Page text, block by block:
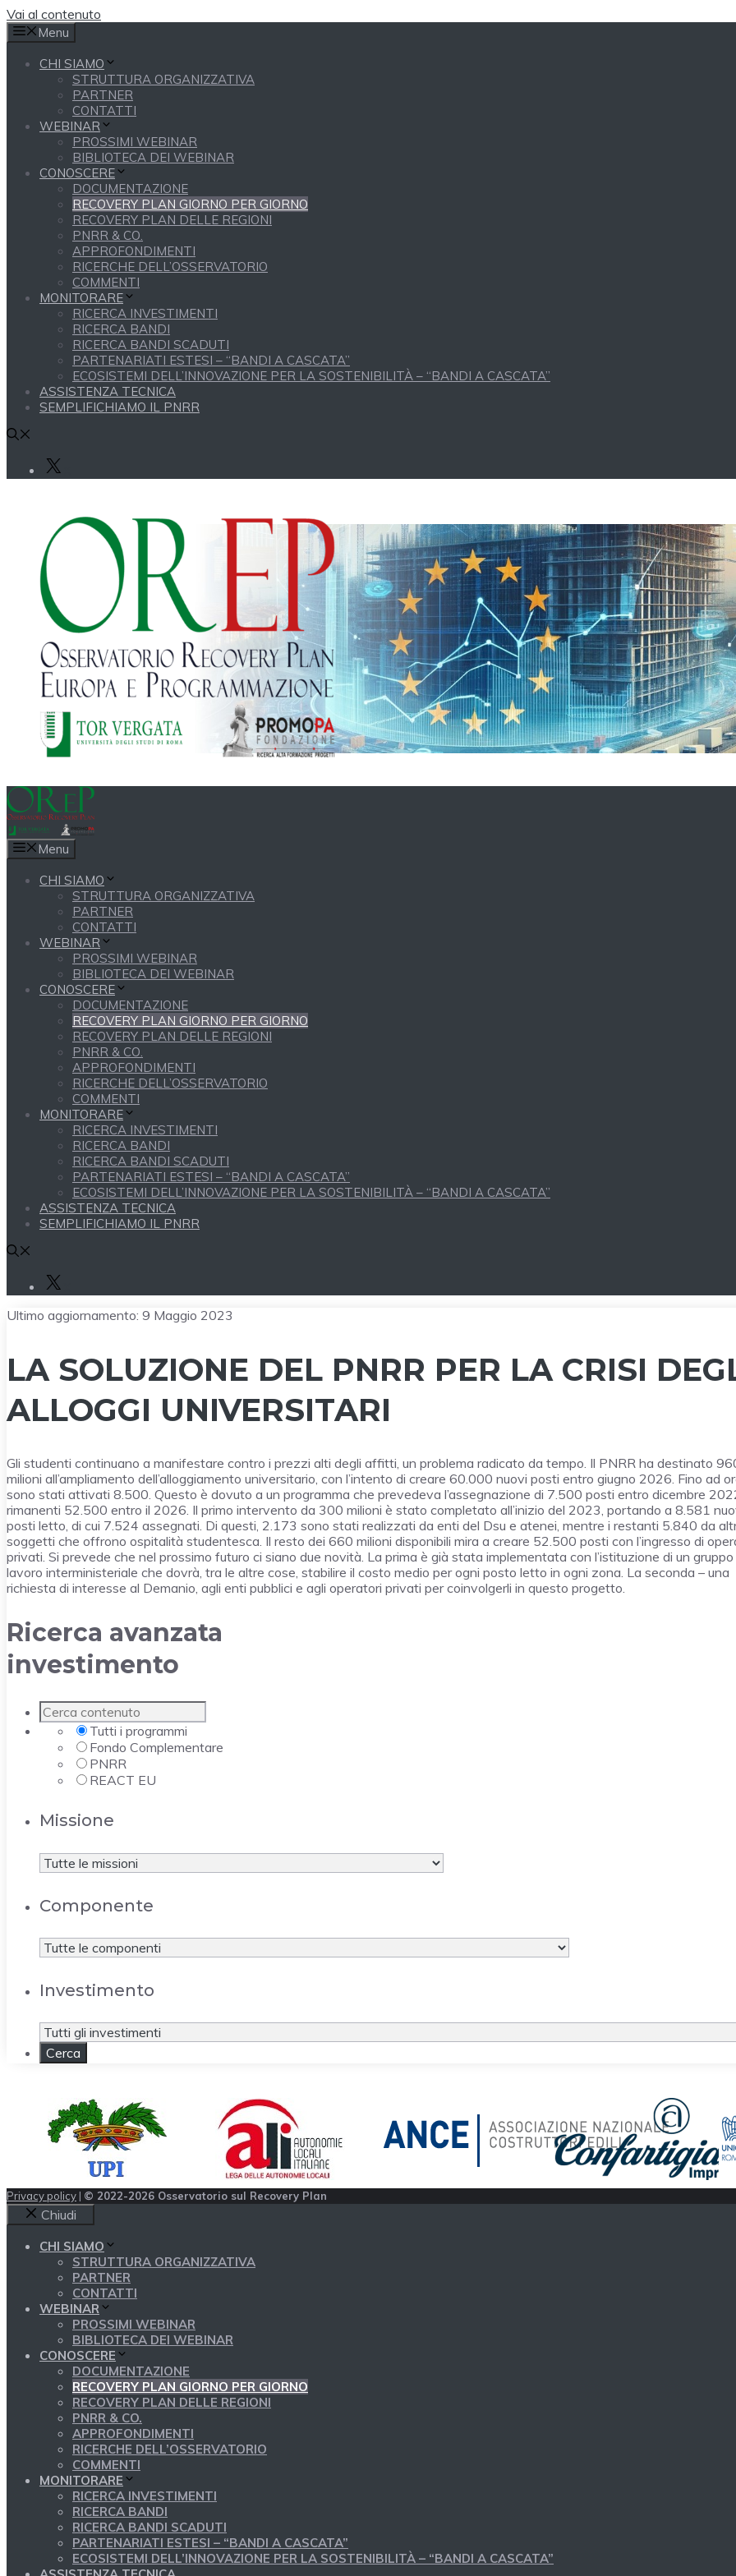
Vai al contenuto
Menu
CHI SIAMO
STRUTTURA ORGANIZZATIVA
PARTNER
CONTATTI
WEBINAR
PROSSIMI WEBINAR
BIBLIOTECA DEI WEBINAR
CONOSCERE
DOCUMENTAZIONE
RECOVERY PLAN GIORNO PER GIORNO
RECOVERY PLAN DELLE REGIONI
PNRR & CO.
APPROFONDIMENTI
RICERCHE DELL’OSSERVATORIO
COMMENTI
MONITORARE
RICERCA INVESTIMENTI
RICERCA BANDI
RICERCA BANDI SCADUTI
PARTENARIATI ESTESI – “BANDI A CASCATA”
ECOSISTEMI DELL’INNOVAZIONE PER LA SOSTENIBILITÀ – “BANDI A CASCATA”
ASSISTENZA TECNICA
SEMPLIFICHIAMO IL PNRR
Menu
CHI SIAMO
STRUTTURA ORGANIZZATIVA
PARTNER
CONTATTI
WEBINAR
PROSSIMI WEBINAR
BIBLIOTECA DEI WEBINAR
CONOSCERE
DOCUMENTAZIONE
RECOVERY PLAN GIORNO PER GIORNO
RECOVERY PLAN DELLE REGIONI
PNRR & CO.
APPROFONDIMENTI
RICERCHE DELL’OSSERVATORIO
COMMENTI
MONITORARE
RICERCA INVESTIMENTI
RICERCA BANDI
RICERCA BANDI SCADUTI
PARTENARIATI ESTESI – “BANDI A CASCATA”
ECOSISTEMI DELL’INNOVAZIONE PER LA SOSTENIBILITÀ – “BANDI A CASCATA”
ASSISTENZA TECNICA
SEMPLIFICHIAMO IL PNRR
Ultimo aggiornamento: 9 Maggio 2023
LA SOLUZIONE DEL PNRR PER LA CRISI
ALLOGGI UNIVERSITARI
Gli studenti continuano a manifestare contro i prezzi alti degli affitti, un problema radicato da tempo. Il PNRR ha destinato
milioni all’ampliamento dell’alloggiamento universitario, con l’intento di creare 60.000 nuovi posti entro giugno 2026. Fino ad
sono stati attivati 8.500. Questo è dovuto a un programma che prevedeva l’assegnazione di 7.500 posti entro dicembre
rimanenti 52.500 entro il 2026. Il primo intervento da 300 milioni è stato completato all’inizio del 2023, portando a 8.581
posti letto, di cui 7.524 assegnati. Di questi, 2.173 sono stati realizzati da enti del Dsu e atenei, mentre i restanti 5.840 da
soggetti che offrono ospitalità studentesca. Il resto dei 660 milioni disponibili mira a creare 52.500 posti con l’ingresso di
privati. Si prevede che nel prossimo futuro ci siano due novità. La prima è già stata implementata con l’istituzione di un gruppo
lavoro interministeriale che dovrà, tra le altre cose, stabilire il costo medio per ogni posto letto in ogni zona. La seconda – una
richiesta di interesse al Demanio, agli enti pubblici e agli operatori privati per coinvolgerli in questo progetto.
Ricerca avanzata
investimento
Tutti i programmi
Fondo Complementare
PNRR
REACT EU
Missione
Componente
Investimento
Privacy policy | © 2022-2026 Osservatorio sul Recovery Plan
Chiudi
CHI SIAMO
STRUTTURA ORGANIZZATIVA
PARTNER
CONTATTI
WEBINAR
PROSSIMI WEBINAR
BIBLIOTECA DEI WEBINAR
CONOSCERE
DOCUMENTAZIONE
RECOVERY PLAN GIORNO PER GIORNO
RECOVERY PLAN DELLE REGIONI
PNRR & CO.
APPROFONDIMENTI
RICERCHE DELL’OSSERVATORIO
COMMENTI
MONITORARE
RICERCA INVESTIMENTI
RICERCA BANDI
RICERCA BANDI SCADUTI
PARTENARIATI ESTESI – “BANDI A CASCATA”
ECOSISTEMI DELL’INNOVAZIONE PER LA SOSTENIBILITÀ – “BANDI A CASCATA”